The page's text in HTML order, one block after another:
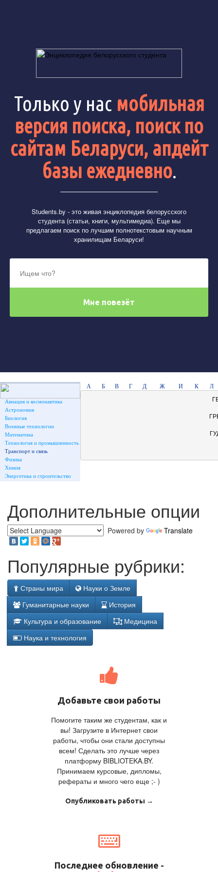
Только у нас мобильная
версия поиска, поиск по
сайтам Беларуси, апдейт
базы ежедневно.
Students.by - это живая энциклопедия белорусского
студента (статьи, книги, мультимедиа). Еще мы
предлагаем поиск по лучшим полнотекстовым научным
хранилищам Беларуси!
Авиация и космонавтика
Астрономия
Биология
Военные технологии
Математика
Технология и промышленность
Транспорт и связь
Физика
Химия
Энергетика и строительство
А Б В Г Д Ж И К
Л
Дополнительные опции
Powered by Translate
Популярные рубрики:
Страны мира
Науки о Земле
Гуманитарные науки
История
Культура и образование
Медицина
Наука и технология
Добавьте свои работы
Помогите таким же студентам, как и
вы! Загрузите в Интернет свои
работы, чтобы они стали доступны
всем! Сделать это лучше через
платформу BIBLIOTEKA.BY.
Принимаем курсовые, дипломы,
рефераты и много чего еще ;- )
Опубликовать работы →
Последнее обновление -